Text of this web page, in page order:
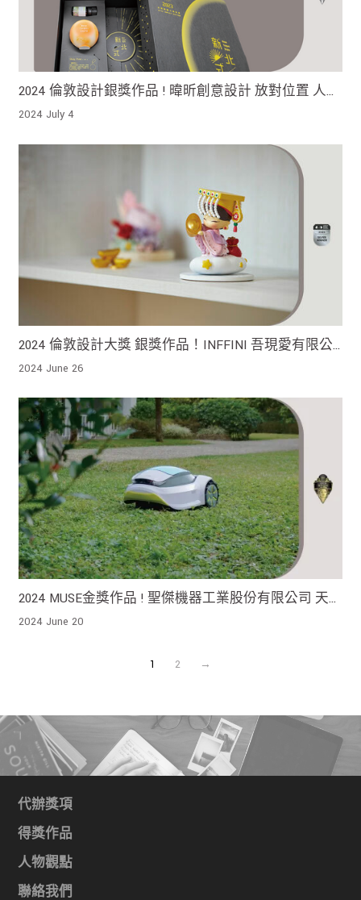
2024 倫敦設計銀獎作品 ! 暐昕創意設計 放對位置 人人
都是天才
2024 July 4
2024 倫敦設計大獎 銀獎作品！INFFINI 吾現愛有限公
司 新潮設計結合傳統應用 傳播幸福與愛的正能量
2024 June 26
2024 MUSE金獎作品 ! 聖傑機器工業股份有限公司 天
際線的科技氛圍為庭園環境帶來舒適的視覺饗宴
2024 June 20
1 2 →
代辦獎項
得獎作品
人物觀點
聯絡我們